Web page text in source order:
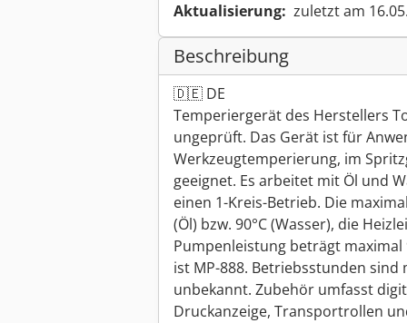
Aktualisierung: zuletzt am
Beschreibung
🇩🇪 DE
Temperiergerät des Herstellers
ungeprüft. Das Gerät ist für
Werkzeugtemperierung, im
geeignet. Es arbeitet mit Öl und
einen 1-Kreis-Betrieb. Die
(Öl) bzw. 90°C (Wasser), die
Pumpenleistung beträgt maximal
ist MP-888. Betriebsstunden sind
unbekannt. Zubehör umfasst
Druckanzeige, Transportrollen